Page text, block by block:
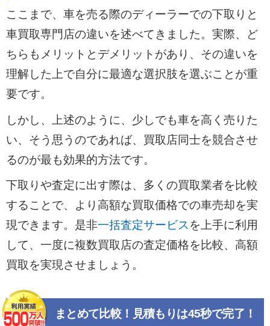
ここまで、車を売る際のディーラーでの下取りと
車買取専門店の違いを述べてきました。実際、ど
ちらもメリットとデメリットがあり、その違いを
理解した上で自分に最適な選択肢を選ぶことが重
要です。
しかし、上述のように、少しでも車を高く売りた
い、そう思うのであれば、買取店同士を競合させ
るのが最も効果的方法です。
下取りや査定に出す際は、多くの買取業者を比較
することで、より高額な買取価格での車売却を実
現できます。是非一括査定サービスを上手に利用
して、一度に複数買取店の査定価格を比較、高額
買取を実現させましょう。
まとめて比較！見積もりは45秒で完了！